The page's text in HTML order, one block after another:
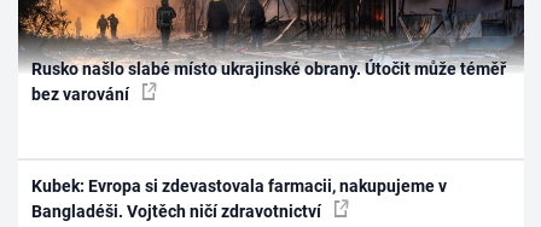
Rusko našlo slabé místo ukrajinské obrany. Útočit může téměř
bez varování
Kubek: Evropa si zdevastovala farmacii, nakupujeme v
Bangladéši. Vojtěch ničí zdravotnictví